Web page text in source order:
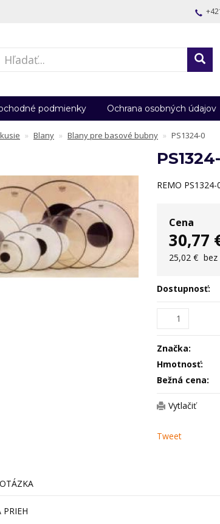
podmienky Ochrana osobných údajov
Blany Blany pre basové bubny PS1324-0
REMO
Cena
30,77
25,02 € bez
Dostupnosť:
Značka:
Hmotnosť:
Bežná cena:
Vytlačiť
Tweet
OTÁZKA